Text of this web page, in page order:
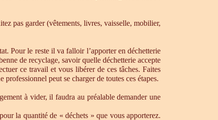
pas garder (vêtements, livres, vaisselle, mobilier,
Pour le reste il va falloir l’apporter en déchetterie
de recyclage, savoir quelle déchetterie accepte
ce travail et vous libérer de ces tâches. Faites
peut se charger de toutes ces étapes.
à vider, il faudra au préalable demander une
la quantité de « déchets » que vous apporterez.